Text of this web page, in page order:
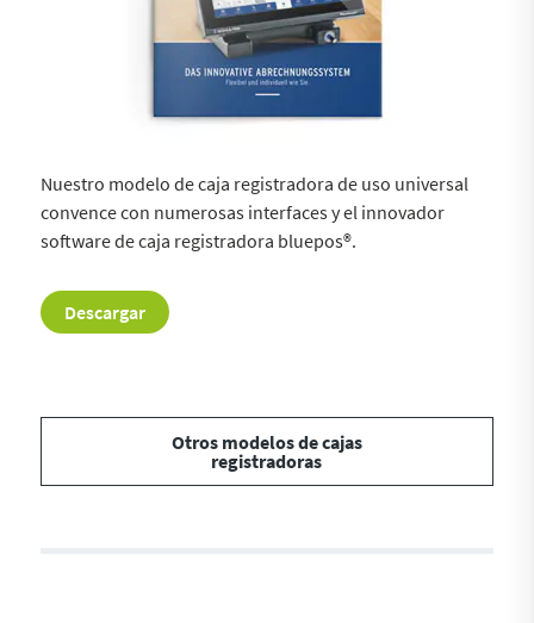
Nuestro modelo de caja registradora de uso universal
convence con numerosas interfaces y el innovador
software de caja registradora bluepos®.
Descargar
Otros modelos de cajas
registradoras